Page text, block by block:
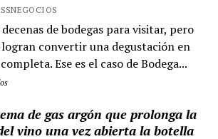
de bodegas para visitar, pero
logran convertir una degustación en
Ese es el caso de Bodega...
de gas argón que prolonga la
vino una vez abierta la botella